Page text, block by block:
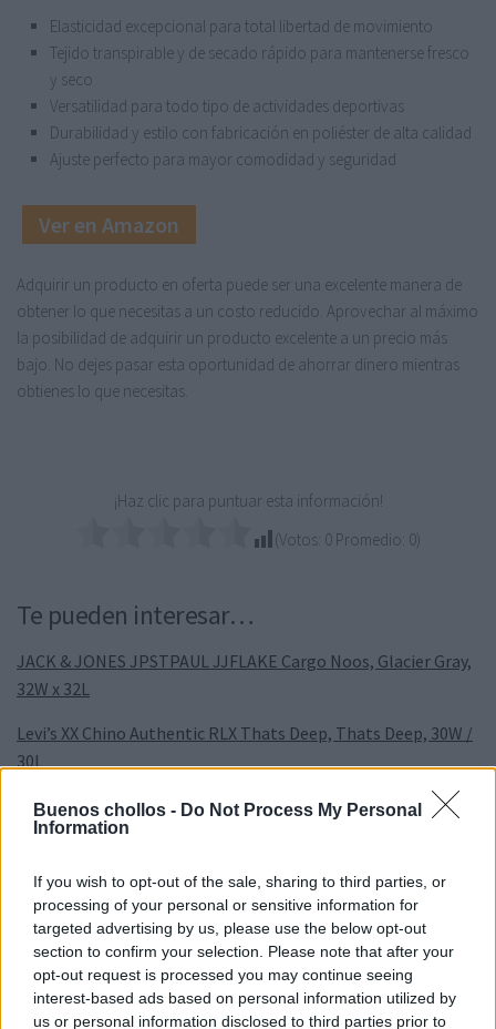
Buenos chollos - Do Not Process My Personal
Information
If you wish to opt-out of the sale, sharing to third parties, or
processing of your personal or sensitive information for
targeted advertising by us, please use the below opt-out
section to confirm your selection. Please note that after your
opt-out request is processed you may continue seeing
interest-based ads based on personal information utilized by
us or personal information disclosed to third parties prior to
Elasticidad excepcional para total libertad de movimiento
Tejido transpirable y de secado rápido para mantenerse fresco
y seco
Versatilidad para todo tipo de actividades deportivas
Durabilidad y estilo con fabricación en poliéster de alta calidad
Ajuste perfecto para mayor comodidad y seguridad
Ver en Amazon
Adquirir un producto en oferta puede ser una excelente manera de
obtener lo que necesitas a un costo reducido. Aprovechar al máximo
la posibilidad de adquirir un producto excelente a un precio más
bajo. No dejes pasar esta oportunidad de ahorrar dinero mientras
obtienes lo que necesitas.
¡Haz clic para puntuar esta información!
(Votos: 0 Promedio: 0)
Te pueden interesar…
JACK & JONES JPSTPAUL JJFLAKE Cargo Noos, Glacier Gray,
32W x 32L
Levi’s XX Chino Authentic RLX Thats Deep, Thats Deep, 30W /
30L
Levi’S 501 Crop Vaqueros Mujer
Work Pant – Pantis Hombre
Dockers Easy Khaki Slim fit Hombre
Joma – Polo Manga Corta Hombre, 6XS – 3XL – Ligero y
Transpirable – Hobby